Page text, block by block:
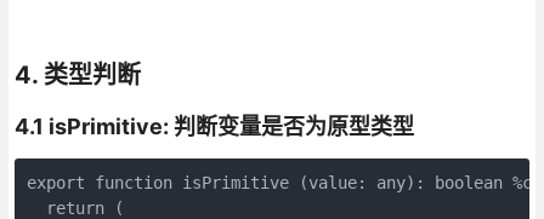
4. 类型判断
4.1 isPrimitive: 判断变量是否为原型类型
export function isPrimitive (value: any): boolean
  return (